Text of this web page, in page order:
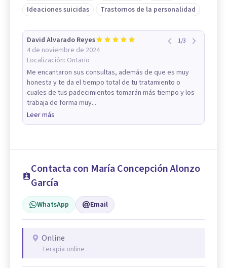
Ideaciones suicidas
Trastornos de la personalidad
David Alvarado Reyes
4 de noviembre de 2024
Localización: Ontario
1/3
Me encantaron sus consultas, además de que es muy
honesta y te da el tiempo total de tu tratamiento o
cuales de tus padecimientos tomarán más tiempo y los
trabaja de forma muy...
Leer más
Contacta con María Concepción Alonzo
García
WhatsApp Email
Online
Terapia online